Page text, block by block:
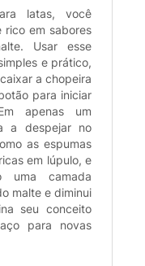
latas, você
em sabores
Usar esse
e prático,
a chopeira
para iniciar
apenas um
a despejar no
as espumas
em lúpulo, e
uma camada
malte e diminui
seu conceito
para novas